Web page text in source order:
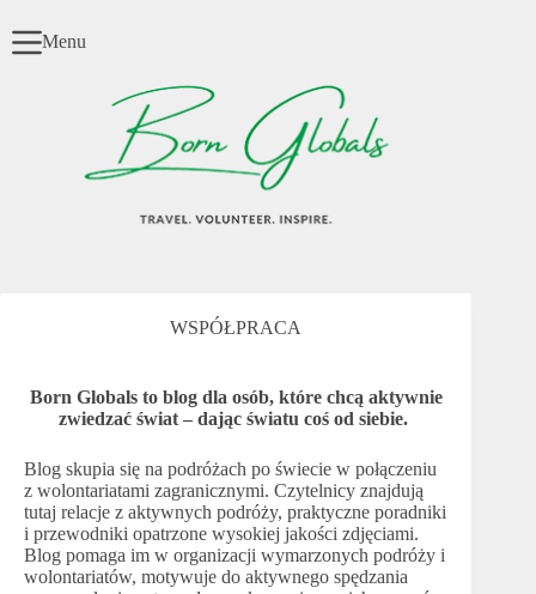
do
treści
Menu
WSPÓŁPRACA
Born Globals to blog dla osób, które chcą aktywnie
zwiedzać świat – dając światu coś od siebie.
Blog skupia się na podróżach po świecie w połączeniu
z wolontariatami zagranicznymi. Czytelnicy znajdują
tutaj relacje z aktywnych podróży, praktyczne poradniki
i przewodniki opatrzone wysokiej jakości zdjęciami.
Blog pomaga im w organizacji wymarzonych podróży i
wolontariatów, motywuje do aktywnego spędzania